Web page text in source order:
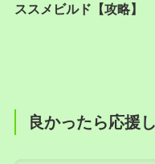
ススメビルド【攻略】
良かったら応援